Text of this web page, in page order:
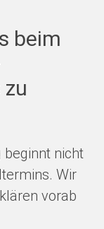
beim
beginnt nicht
Wir
vorab